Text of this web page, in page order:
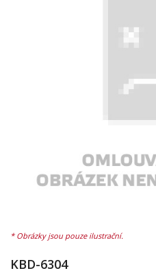
KBD-6304